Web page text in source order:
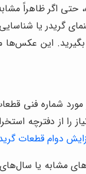
حتی اگر ظاهراً
گریدر یا
این عکس‌ها
را از دفترچه
دوام قطعات
مشابه یا